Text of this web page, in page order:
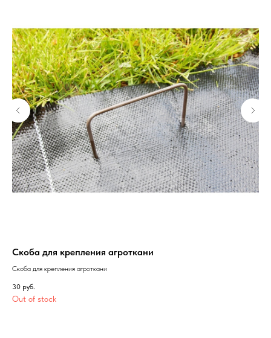
Скоба для крепления агроткани
Скоба для крепления агроткани
30 руб.
Out of stock